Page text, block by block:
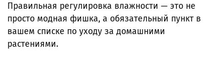
Правильная регулировка влажности — это не
просто модная фишка, а обязательный пункт в
вашем списке по уходу за домашними
растениями.